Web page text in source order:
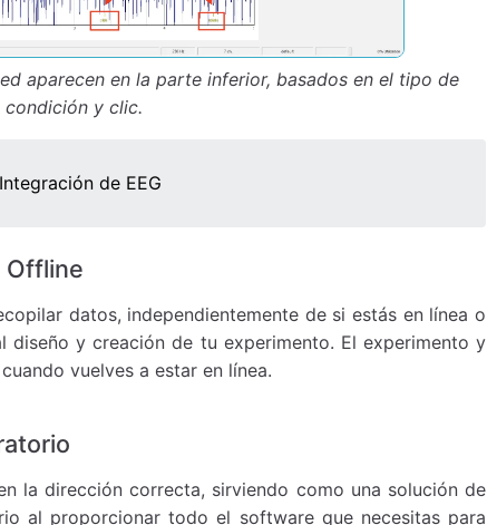
aparecen en la parte inferior, basados en el tipo de
condición y clic.
de EEG
Offline
datos, independientemente de si estás en línea o
diseño y creación de tu experimento. El experimento y
vuelves a estar en línea.
la dirección correcta, sirviendo como una solución de
al proporcionar todo el software que necesitas para